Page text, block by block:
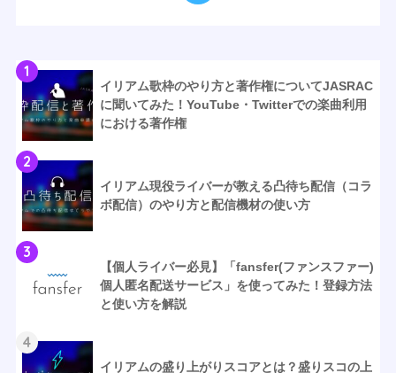
1
イリアム歌枠のやり方と著作権についてJASRAC
に聞いてみた！YouTube・Twitterでの楽曲利用
における著作権
2
イリアム現役ライバーが教える凸待ち配信（コラ
ボ配信）のやり方と配信機材の使い方
3
【個人ライバー必見】「fansfer(ファンスファー)
個人匿名配送サービス」を使ってみた！登録方法
と使い方を解説
4
イリアムの盛り上がりスコアとは？盛りスコの上